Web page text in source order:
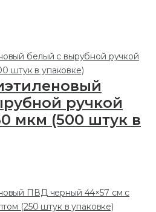
ручкой
мкм (500 штук в